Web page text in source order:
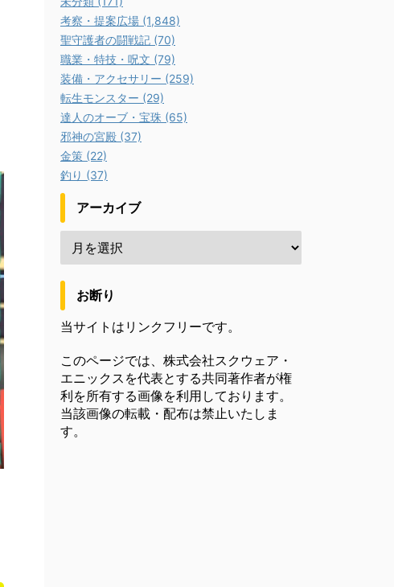
考察・提案広場 (1,848)
聖守護者の闘戦記 (70)
職業・特技・呪文 (79)
装備・アクセサリー (259)
転生モンスター (29)
達人のオーブ・宝珠 (65)
邪神の宮殿 (37)
金策 (22)
釣り (37)
アーカイブ
お断り
当サイトはリンクフリーです。
このページでは、株式会社スクウェア・
エニックスを代表とする共同著作者が権
利を所有する画像を利用しております。
当該画像の転載・配布は禁止いたしま
す。